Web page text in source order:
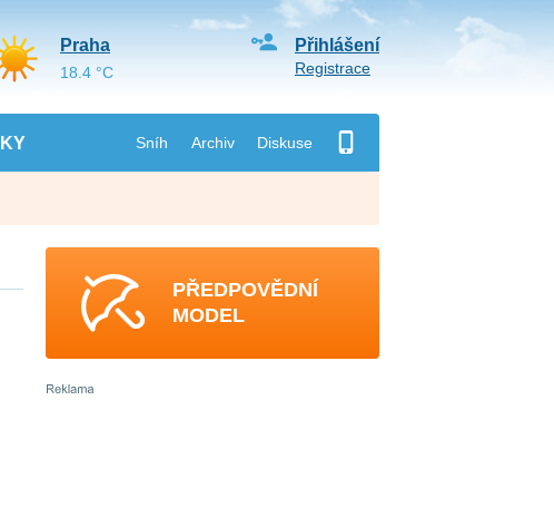
Sníh Archiv Diskuse
Přihlášení
Registrace
Praha
18.4 °C
PŘEDPOVĚDNÍ
MODEL